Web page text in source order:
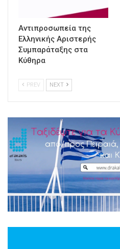
Αντιπροσωπεία της
Ελληνικής Αριστερής
Συμπαράταξης στα
Κύθηρα
PREV NEXT